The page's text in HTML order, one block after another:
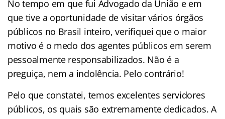
No tempo em que fui Advogado da União e em
que tive a oportunidade de visitar vários órgãos
públicos no Brasil inteiro, verifiquei que o maior
motivo é o medo dos agentes públicos em serem
pessoalmente responsabilizados. Não é a
preguiça, nem a indolência. Pelo contrário!
Pelo que constatei, temos excelentes servidores
públicos, os quais são extremamente dedicados. A